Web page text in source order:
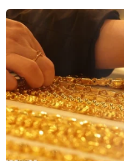
Chiều 29/8, Phòng
cháy và cứu nạn, cứu
phố Hồ Chí Minh cho